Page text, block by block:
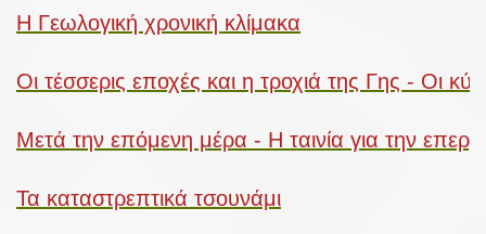
Η Γεωλογική χρονική κλίμακα
Οι τέσσερις εποχές και η τροχιά της Γης - Οι
Μετά την επόμενη μέρα - Η ταινία για την
Τα καταστρεπτικά τσουνάμι